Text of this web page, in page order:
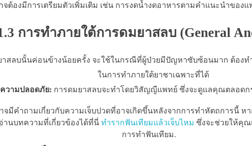
จต้องมีการเตรียมตัวเพิ่มเติม เช่น การงดน้ำงดอาหารตามคำแนะนำขอ
การทำภายใต้การดมยาสลบ (General
าสลบนั้นค่อนข้างน้อยครั้ง จะใช้ในกรณีที่ผู้ป่วยมีปัญหาซับซ้อนมาก ต้อง
ในการทำภายใต้ยาชาเฉพาะที่ได้
ความปลอดภัย: การดมยาสลบจะทำโดยวิสัญญีแพทย์ ซึ่งจะดูแลคุณตลอดก
มีคำถามเกี่ยวกับความเจ็บปวดที่อาจเกิดขึ้นหลังจากการทำหัตถการนี้
านบทความที่เกี่ยวข้องได้ที่นี่ ทำรากฟันเทียมแล้วเจ็บไหม ซึ่งจะช่วยให้คุณ
การทำฟันเทียม.